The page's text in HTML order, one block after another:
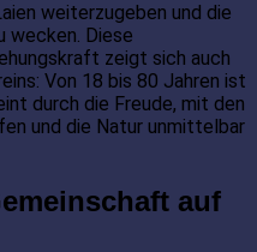
weiterzugeben und die
wecken. Diese
zeigt sich auch
Von 18 bis 80 Jahren ist
durch die Freude, mit den
und die Natur unmittelbar
auf